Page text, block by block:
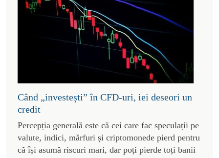
Când „investești” în CFD-uri, iei deseori un
credit
Percepția generală este că cei care fac speculații pe
valute, indici, mărfuri și criptomonede pierd pentru
că își asumă riscuri mari, dar poți pierde toți banii